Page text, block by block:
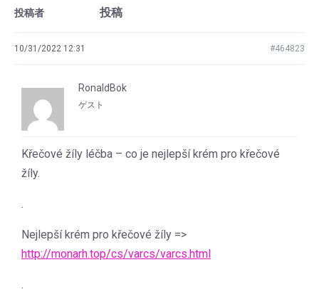
投稿者 投稿
10/31/2022 12:31 #464823
RonaldBok
ゲスト
Křečové žíly léčba – co je nejlepší krém pro křečové
žíly.
.
Nejlepší krém pro křečové žíly =>
http://monarh.top/cs/varcs/varcs.html
.